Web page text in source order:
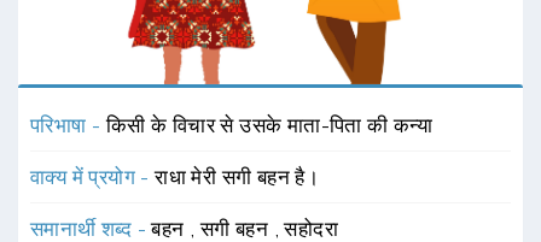
परिभाषा -किसी के विचार से उसके माता-पिता की कन्या
वाक्य में प्रयोग -राधा मेरी सगी बहन है।
समानार्थी शब्द -बहन ,सगी बहन ,सहोदरा